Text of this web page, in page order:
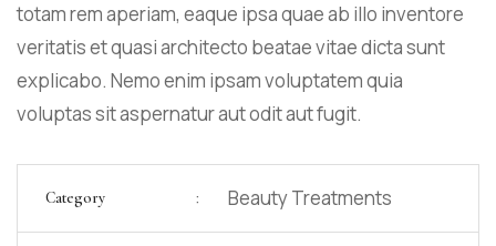
totam rem aperiam, eaque ipsa quae ab illo inventore
veritatis et quasi architecto beatae vitae dicta sunt
explicabo. Nemo enim ipsam voluptatem quia
voluptas sit aspernatur aut odit aut fugit.
Category : Beauty Treatments